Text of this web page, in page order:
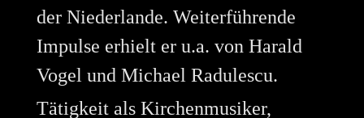
der Niederlande. Weiterführende
Impulse erhielt er u.a. von Harald
Vogel und Michael Radulescu.
Tätigkeit als Kirchenmusiker,